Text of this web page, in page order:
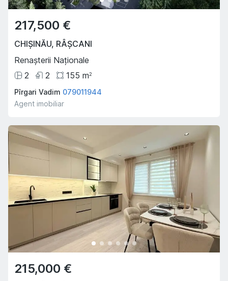
217,500 €
CHIȘINĂU, RÂȘCANI
Renașterii Naționale
2
2 155 m2
Pîrgari Vadim 079011944
Agent imobiliar
215,000 €